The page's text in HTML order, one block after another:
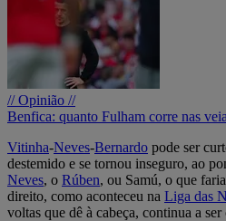
// Opinião //
Benfica: quanto Fulham corre nas
Vitinha-Neves-Bernardo pode ser
destemido e se tornou inseguro, ao
Neves, o Rúben, ou Samú, o que
direito, como aconteceu na Liga das
voltas que dê à cabeça, continua a